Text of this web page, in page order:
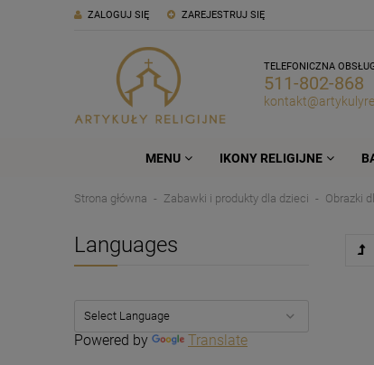
ZAREJESTRUJ SIĘ
ZALOGUJ SIĘ
TELEFONICZNA
511-802-868
MENU IKONY RELIGIJNE
Strona główna Zabawki i produkty dla dzieci Obrazki
Languages
Powered by Translate